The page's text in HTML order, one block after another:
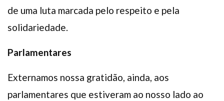
de uma luta marcada pelo respeito e pela
solidariedade.
Parlamentares
Externamos nossa gratidão, ainda, aos
parlamentares que estiveram ao nosso lado ao